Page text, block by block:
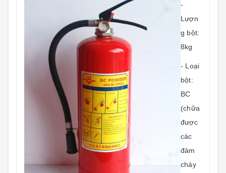
-
Lượn
g bột:
8kg
- Loại
bột:
BC
(chữa
được
các
đám
cháy